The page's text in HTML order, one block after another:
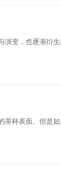
变，也逐渐衍
杯表面。但是